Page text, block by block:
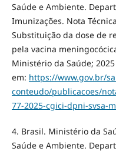
Saúde e Ambiente.
Imunizações. Nota
Substituição da dose de
pela vacina
Ministério da Saúde;
em: https://www.gov.br/
conteudo/publicacoes/
77-2025-cgici-dpni-svsa-
4. Brasil. Ministério da
Saúde e Ambiente.